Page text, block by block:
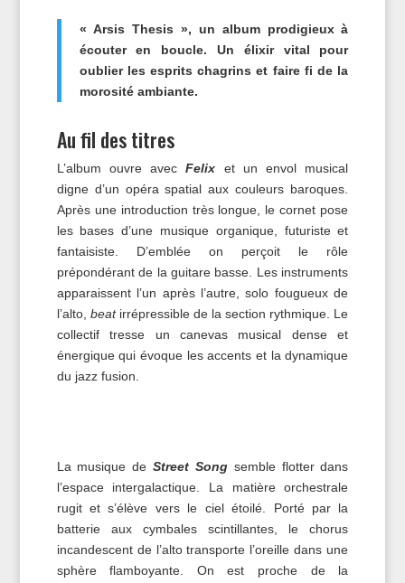
« Arsis Thesis », un album prodigieux à
écouter en boucle. Un élixir vital pour
oublier les esprits chagrins et faire fi de la
morosité ambiante.
Au fil des titres
L’album ouvre avecFelix et un envol musical
digne d’un opéra spatial aux couleurs baroques.
Après une introduction très longue, le cornet pose
les bases d’une musique organique, futuriste et
fantaisiste. D’emblée on perçoit le rôle
prépondérant de la guitare basse. Les instruments
apparaissent l’un après l’autre, solo fougueux de
l’alto, beatirrépressible de la section rythmique. Le
collectif tresse un canevas musical dense et
énergique qui évoque les accents et la dynamique
du jazz fusion.
La musique deStreet Songsemble flotter dans
l’espace intergalactique. La matière orchestrale
rugit et s’élève vers le ciel étoilé. Porté par la
batterie aux cymbales scintillantes, le chorus
incandescent de l’alto transporte l’oreille dans une
sphère flamboyante. On est proche de la